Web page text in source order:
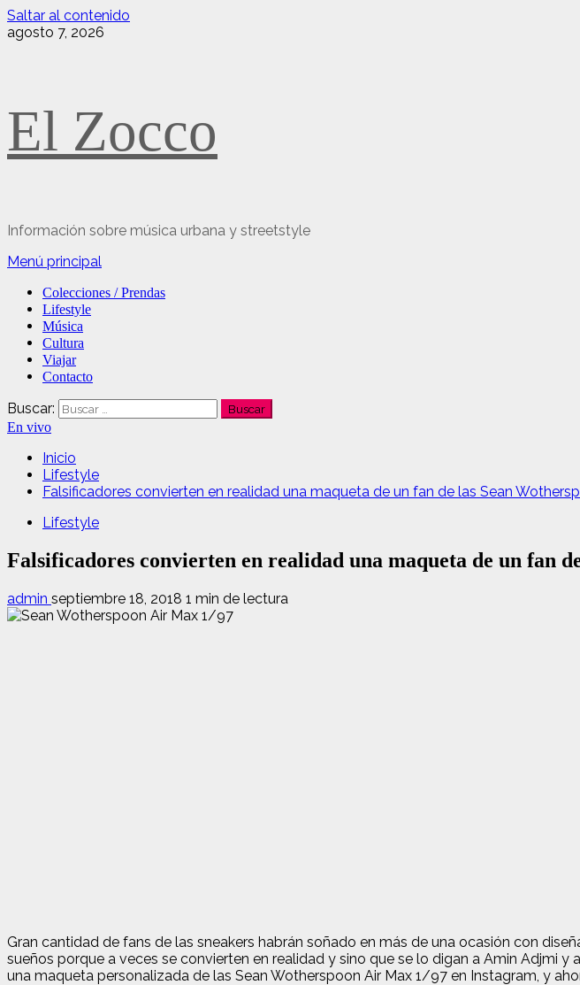
Saltar al contenido
agosto 7, 2026
El Zocco
Información sobre música urbana y streetstyle
Menú principal
Colecciones / Prendas
Lifestyle
Música
Cultura
Viajar
Contacto
Buscar:
En vivo
Inicio
Lifestyle
Falsificadores convierten en realidad una maqueta de un fan de las Sean
Lifestyle
Falsificadores convierten en realidad una maqueta de un fan
admin septiembre 18, 2018 1 min de lectura
Gran cantidad de fans de las sneakers habrán soñado en más de una ocasión con
sueños porque a veces se convierten en realidad y sino que se lo digan a Amin Adjmi y
una maqueta personalizada de las Sean Wotherspoon Air Max 1/97 en Instagram, y